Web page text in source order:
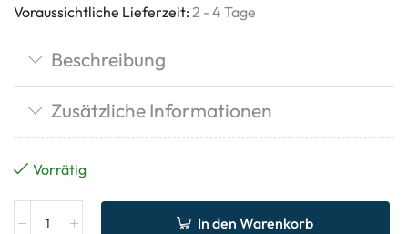
Voraussichtliche Lieferzeit: 2 - 4 Tage
Beschreibung
Zusätzliche Informationen
Vorrätig
In den Warenkorb